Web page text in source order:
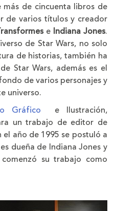
de cincuenta libros de
de varios títulos y creador
e Indiana Jones.
de Star Wars, no solo
de historias, también ha
Star Wars, además es el
de varios personajes y
universo.
Gráfico e Ilustración,
un trabajo de editor de
el año de 1995 se postuló a
dueña de Indiana Jones y
su trabajo como